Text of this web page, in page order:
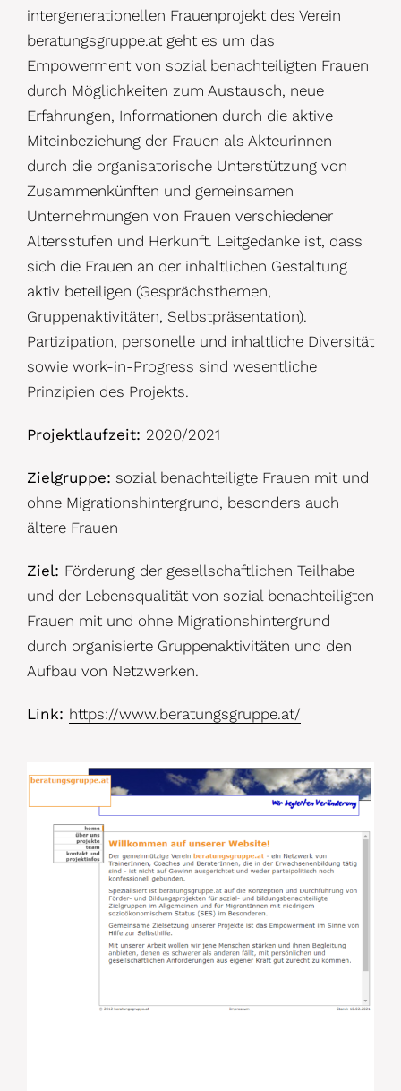
intergenerationellen Frauenprojekt des Verein
beratungsgruppe.at geht es um das
Empowerment von sozial benachteiligten Frauen
durch Möglichkeiten zum Austausch, neue
Erfahrungen, Informationen durch die aktive
Miteinbeziehung der Frauen als Akteurinnen
durch die organisatorische Unterstützung von
Zusammenkünften und gemeinsamen
Unternehmungen von Frauen verschiedener
Altersstufen und Herkunft. Leitgedanke ist, dass
sich die Frauen an der inhaltlichen Gestaltung
aktiv beteiligen (Gesprächsthemen,
Gruppenaktivitäten, Selbstpräsentation).
Partizipation, personelle und inhaltliche Diversität
sowie work-in-Progress sind wesentliche
Prinzipien des Projekts.
Projektlaufzeit: 2020/2021
Zielgruppe: sozial benachteiligte Frauen mit und
ohne Migrationshintergrund, besonders auch
ältere Frauen
Ziel: Förderung der gesellschaftlichen Teilhabe
und der Lebensqualität von sozial benachteiligten
Frauen mit und ohne Migrationshintergrund
durch organisierte Gruppenaktivitäten und den
Aufbau von Netzwerken.
Link: https://www.beratungsgruppe.at/